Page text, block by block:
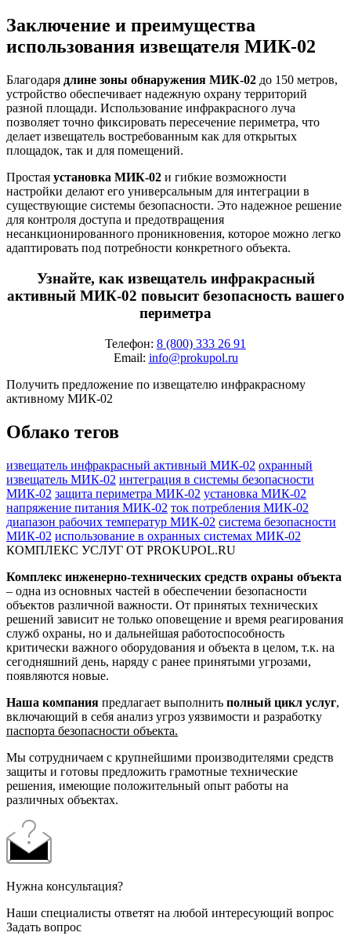
Заключение и преимущества
использования извещателя МИК-02
Благодаря длине зоны обнаружения МИК-02 до 150 метров,
устройство обеспечивает надежную охрану территорий
разной площади. Использование инфракрасного луча
позволяет точно фиксировать пересечение периметра, что
делает извещатель востребованным как для открытых
площадок, так и для помещений.
Простая установка МИК-02 и гибкие возможности
настройки делают его универсальным для интеграции в
существующие системы безопасности. Это надежное решение
для контроля доступа и предотвращения
несанкционированного проникновения, которое можно легко
адаптировать под потребности конкретного объекта.
Узнайте, как извещатель инфракрасный
активный МИК-02 повысит безопасность вашего
периметра
Телефон: 8 (800) 333 26 91
Email: info@prokupol.ru
Получить предложение по извещателю инфракрасному
активному МИК-02
Облако тегов
извещатель инфракрасный активный МИК-02 охранный
извещатель МИК-02 интеграция в системы безопасности
МИК-02 защита периметра МИК-02 установка МИК-02
напряжение питания МИК-02 ток потребления МИК-02
диапазон рабочих температур МИК-02 система безопасности
МИК-02 использование в охранных системах МИК-02
КОМПЛЕКС УСЛУГ ОТ PROKUPOL.RU
Комплекс инженерно-технических средств охраны объекта
– одна из основных частей в обеспечении безопасности
объектов различной важности. От принятых технических
решений зависит не только оповещение и время реагирования
служб охраны, но и дальнейшая работоспособность
критически важного оборудования и объекта в целом, т.к. на
сегодняшний день, наряду с ранее принятыми угрозами,
появляются новые.
Наша компания предлагает выполнить полный цикл услуг,
включающий в себя анализ угроз уязвимости и разработку
паспорта безопасности объекта.
Мы сотрудничаем с крупнейшими производителями средств
защиты и готовы предложить грамотные технические
решения, имеющие положительный опыт работы на
различных объектах.
Нужна консультация?
Наши специалисты ответят на любой интересующий вопрос
Задать вопрос